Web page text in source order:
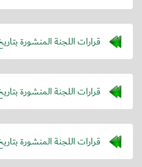
قرارات اللجنة المنشورة
قرارات اللجنة المنشورة
قرارات اللجنة المنشورة